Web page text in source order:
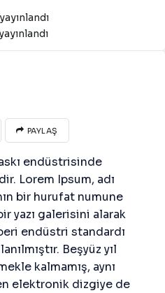
PAYLAŞ
endüstrisinde
Lorem Ipsum, adı
bir hurufat numune
yazı galerisini alarak
endüstri standardı
Beşyüz yıl
kalmamış, aynı
elektronik dizgiye de